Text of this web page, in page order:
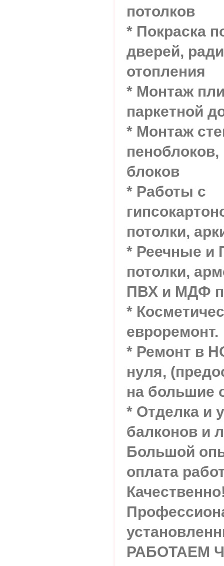
потолков
* Покраска
дверей,
отопления
* Монтаж
паркетной
* Монтаж
блоков
* Работы с
потолки,
* Реечные и
потолки,
ПВХ и МДФ
*
евроремонт.
* Ремонт в
нуля,
на большие
* Отделка и
балконов и
Большой
оплата
РАБОТАЕМ